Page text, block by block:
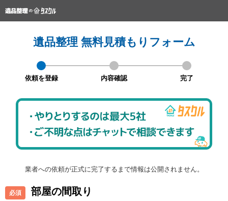
遺品整理 無料見積もりフォーム
依頼を登録 内容確認 完了
業者への依頼が正式に完了するまで情報は公開されません。
部屋の間取り